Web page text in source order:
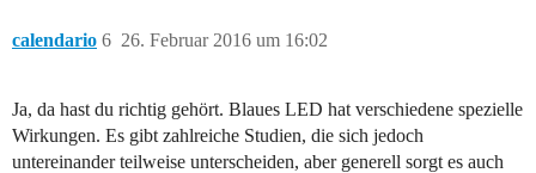
calendario 26. Februar 2016 um 16:02
6
Ja, da hast du richtig gehört. Blaues LED hat verschiedene spezielle
Wirkungen. Es gibt zahlreiche Studien, die sich jedoch
untereinander teilweise unterscheiden, aber generell sorgt es auch